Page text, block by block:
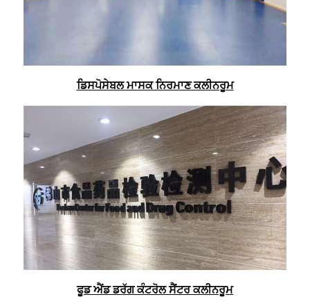
ਡਿਸਪੋਸੇਬਲ ਮਾਸਕ ਨਿਰਮਾਣ ਕਲੀਨਰੂਮ
ਫੂਡ ਐਂਡ ਡਰੱਗ ਕੰਟਰੋਲ ਸੈਂਟਰ ਕਲੀਨਰੂਮ